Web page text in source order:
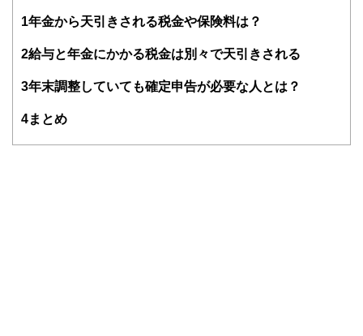
得者を中心に「お金や暮らし」に関する書籍・雑誌の編集経
験者で構成され、企画立案から記事掲載まですべての工程に
関わることで、読者目線のコンテンツを追求しています。
1 年金から天引きされる税金や保険料は？
2給与と年金にかかる税金は別々で天引きされる
3年末調整していても確定申告が必要な人とは？
4まとめ